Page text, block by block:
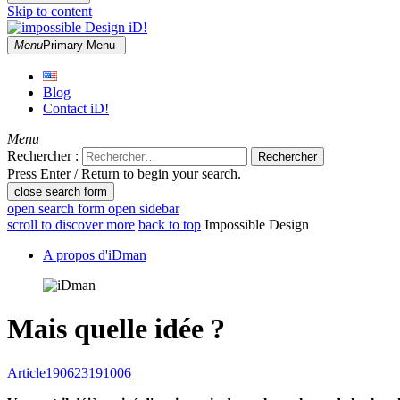
Skip to content
impossible Design iD!
Des idées autour du design, de l'ergonomie et des interfaces homme
MenuPrimary Menu
Blog
Contact iD!
Menu
Rechercher :
Press Enter / Return to begin your search.
close search form
open search form open sidebar
scroll to discover more back to top Impossible Design
A propos d'iDman
Mais quelle idée ?
Article190623191006